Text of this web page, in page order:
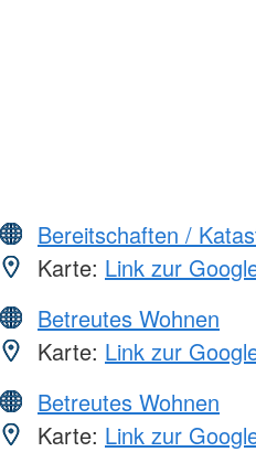
Bereitschaften /
Karte: Link zur
Betreutes Wohnen
Karte: Link zur
Betreutes Wohnen
Karte: Link zur